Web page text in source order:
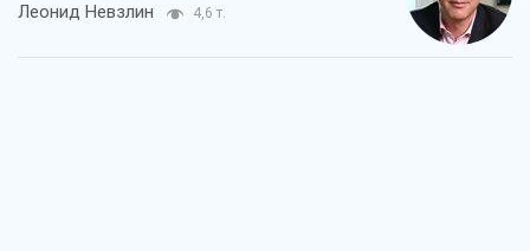
Леонид Невзлин 4,6 т.